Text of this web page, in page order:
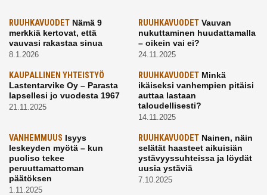
RUUHKAVUODET Nämä 9
merkkiä kertovat, että
vauvasi rakastaa sinua
8.1.2026
RUUHKAVUODETVauvan
nukuttaminen huudattamalla
– oikein vai ei?
24.11.2025
KAUPALLINEN YHTEISTYÖ
Lastentarvike Oy – Parasta
lapsellesi jo vuodesta 1967
21.11.2025
RUUHKAVUODETMinkä
ikäiseksi vanhempien pitäisi
auttaa lastaan
taloudellisesti?
14.11.2025
VANHEMMUUS Isyys
leskeyden myötä – kun
puoliso tekee
peruuttamattoman
päätöksen
1.11.2025
RUUHKAVUODETNainen, näin
selätät haasteet aikuisiän
ystävyyssuhteissa ja löydät
uusia ystäviä
7.10.2025